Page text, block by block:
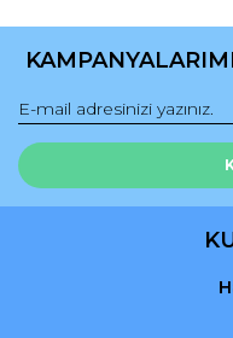
Ürün açıklamasında
Ürün fiyatı diğer
Bu ürüne benzer farklı